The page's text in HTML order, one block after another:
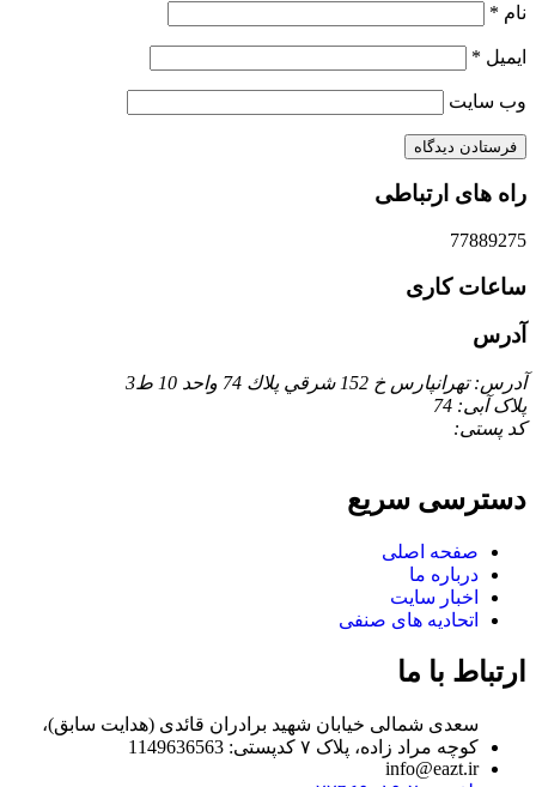
نام *
ایمیل *
وب‌ سایت
راه های ارتباطی
77889275
ساعات کاری
آدرس
آدرس: تهرانپارس خ 152 شرقي پلاك 74 واحد 10 ط3
پلاک آبی: 74
کد پستی:
دسترسی سریع
صفحه اصلی
درباره ما
اخبار سایت
اتحادیه های صنفی
ارتباط با ما
سعدی شمالی خیابان شهید برادران قائدی (هدایت سابق)،
کوچه مراد زاده، پلاک ۷ کدپستی: 1149636563
info@eazt.ir